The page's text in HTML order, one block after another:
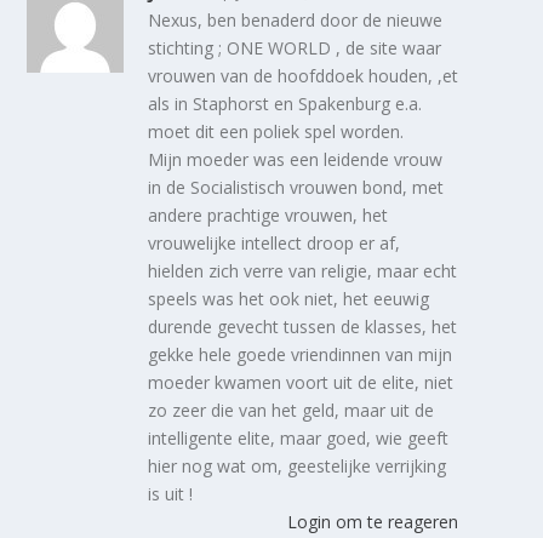
Nexus, ben benaderd door de nieuwe
stichting ; ONE WORLD , de site waar
vrouwen van de hoofddoek houden, ,et
als in Staphorst en Spakenburg e.a.
moet dit een poliek spel worden.
Mijn moeder was een leidende vrouw
in de Socialistisch vrouwen bond, met
andere prachtige vrouwen, het
vrouwelijke intellect droop er af,
hielden zich verre van religie, maar echt
speels was het ook niet, het eeuwig
durende gevecht tussen de klasses, het
gekke hele goede vriendinnen van mijn
moeder kwamen voort uit de elite, niet
zo zeer die van het geld, maar uit de
intelligente elite, maar goed, wie geeft
hier nog wat om, geestelijke verrijking
is uit !
Login om te reageren